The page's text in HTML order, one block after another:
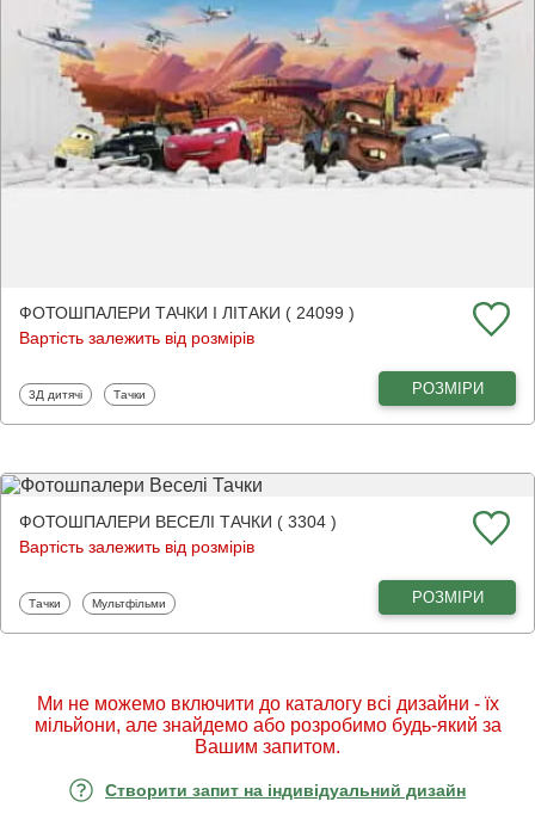
ФОТОШПАЛЕРИ ТАЧКИ І ЛІТАКИ ( 24099 )
Вартість залежить від розмірів
Фотошпалери
3Д дитячі Фотошпалери
Тачки РОЗМІРИ
ФОТОШПАЛЕРИ ВЕСЕЛІ ТАЧКИ ( 3304 )
Вартість залежить від розмірів
Фотошпалери
Тачки Фотошпалери
Мультфільми РОЗМІРИ
Ми не можемо включити до каталогу всі дизайни - їх
мільйони, але знайдемо або розробимо будь-який за
Вашим запитом.
Створити запит на індивідуальний дизайн